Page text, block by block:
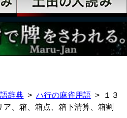
辞典 ハ行の麻雀用語
１３
ア、箱、箱点、箱下清算、箱割